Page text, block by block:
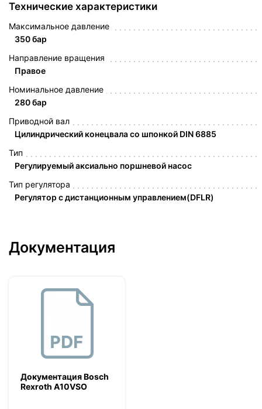
Технические характеристики
Максимальное давление
350 бар
Направление вращения
Правое
Номинальное давление
280 бар
Приводной вал
Цилиндрический конецвала со шпонкой DIN 6885
Тип
Регулируемый аксиально поршневой насос
Тип регулятора
Регулятор с дистанционным управлением(DFLR)
Документация
Документация Bosch
Rexroth A10VSO